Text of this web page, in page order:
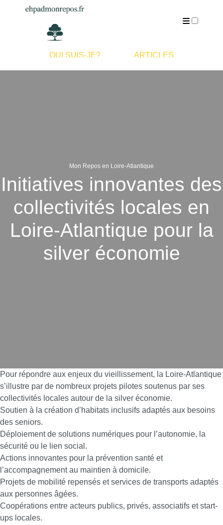
QUI SUIS-JE? ARTICLES
Mon Repos en Loire-Atlantique
Initiatives innovantes des
collectivités locales en
Loire-Atlantique pour la
silver économie
Pour répondre aux enjeux du vieillissement, la Loire-Atlantique
s’illustre par de nombreux projets pilotes soutenus par ses
collectivités locales autour de la silver économie.
Soutien à la création d’habitats inclusifs adaptés aux besoins
des seniors.
Déploiement de solutions numériques pour l’autonomie, la
sécurité ou le lien social.
Actions innovantes pour la prévention santé et
l’accompagnement au maintien à domicile.
Projets de mobilité repensés et services de transports adaptés
aux personnes âgées.
Coopérations entre acteurs publics, privés, associatifs et start-
ups locales.